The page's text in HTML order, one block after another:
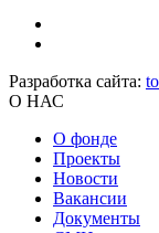
Разработка сайта:
О НАС
О фонде
Проекты
Новости
Вакансии
Документы